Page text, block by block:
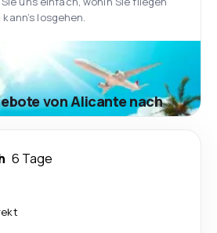
losgehen.
von Alicante nach
6 Tage